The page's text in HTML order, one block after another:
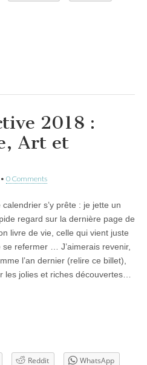
2018 :
Art et
• 0 Comments
calendrier s’y prête : je jette un
regard sur la dernière page de
livre de vie, celle qui vient juste
se refermer … J’aimerais revenir,
l’an dernier (relire ce billet),
les jolies et riches découvertes…
Reddit WhatsApp